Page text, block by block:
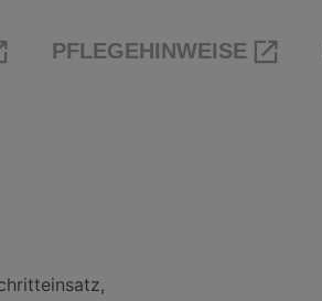
PFLEGEHINWEISE